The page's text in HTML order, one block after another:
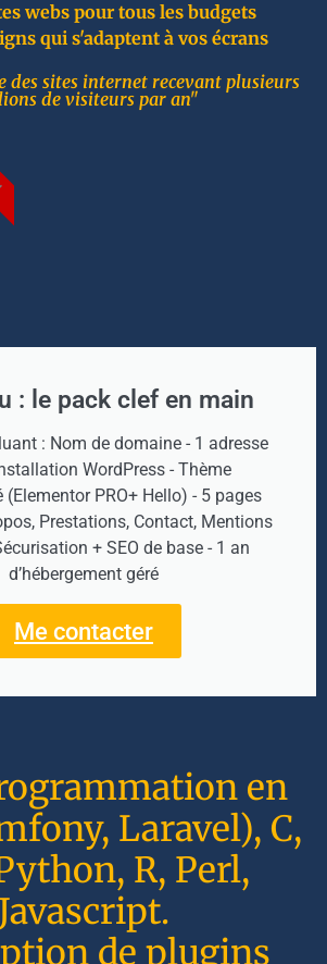
webs pour tous les budgets
qui s'adaptent à vos écrans
des sites internet recevant plusieurs
de visiteurs par an"
: le pack clef en main
: Nom de domaine - 1 adresse
WordPress - Thème
(Elementor PRO+ Hello) - 5 pages
Prestations, Contact, Mentions
+ SEO de base - 1 an
d’hébergement géré
Me contacter
en
Laravel), C,
R, Perl,
Javascript.
de plugins